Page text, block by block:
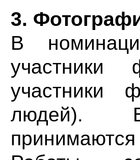
3.
В
участники
участники
людей).